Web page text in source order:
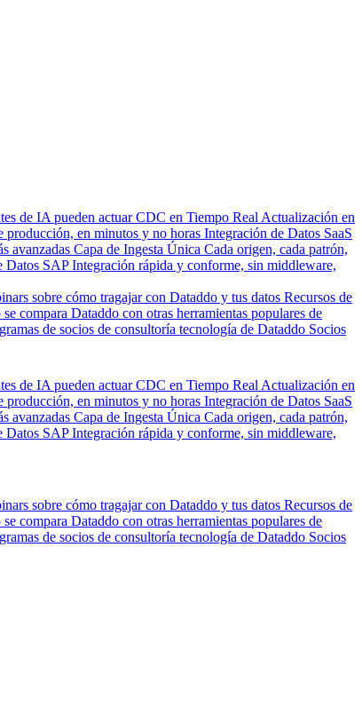
de IA pueden actuar CDC en Tiempo Real Actualización en
producción, en minutos y no horas Integración de Datos SaaS
avanzadas Capa de Ingesta Única Cada origen, cada patrón,
Datos SAP Integración rápida y conforme, sin middleware,
sobre cómo tragajar con Dataddo y tus datos Recursos de
se compara Dataddo con otras herramientas populares de
de socios de consultoría tecnología de Dataddo Socios
de IA pueden actuar CDC en Tiempo Real Actualización en
producción, en minutos y no horas Integración de Datos SaaS
avanzadas Capa de Ingesta Única Cada origen, cada patrón,
Datos SAP Integración rápida y conforme, sin middleware,
sobre cómo tragajar con Dataddo y tus datos Recursos de
se compara Dataddo con otras herramientas populares de
de socios de consultoría tecnología de Dataddo Socios